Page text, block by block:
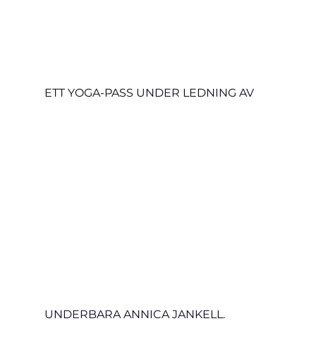
ETT YOGA-PASS UNDER LEDNING AV
UNDERBARA ANNICA JANKELL.